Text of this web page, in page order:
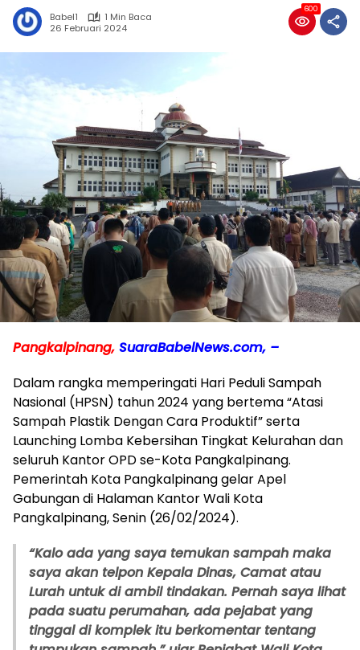
Babel1
1 Min Baca
26 Februari 2024
600
Pangkalpinang, SuaraBabelNews.com, –
Dalam rangka memperingati Hari Peduli Sampah
Nasional (HPSN) tahun 2024 yang bertema “Atasi
Sampah Plastik Dengan Cara Produktif” serta
Launching Lomba Kebersihan Tingkat Kelurahan dan
seluruh Kantor OPD se-Kota Pangkalpinang.
Pemerintah Kota Pangkalpinang gelar Apel
Gabungan di Halaman Kantor Wali Kota
Pangkalpinang, Senin (26/02/2024).
“Kalo ada yang saya temukan sampah maka
saya akan telpon Kepala Dinas, Camat atau
Lurah untuk di ambil tindakan. Pernah saya lihat
pada suatu perumahan, ada pejabat yang
tinggal di komplek itu berkomentar tentang